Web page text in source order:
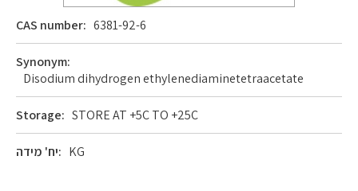
CAS number: 6381-92-6
Synonym:
Disodium dihydrogen ethylenediaminetetraacetate
Storage: STORE AT +5C TO +25C
יח' מידה: KG